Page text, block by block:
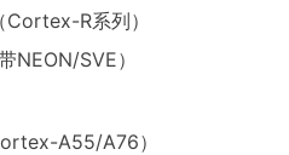
R系列）
SVE）
A55/A76）